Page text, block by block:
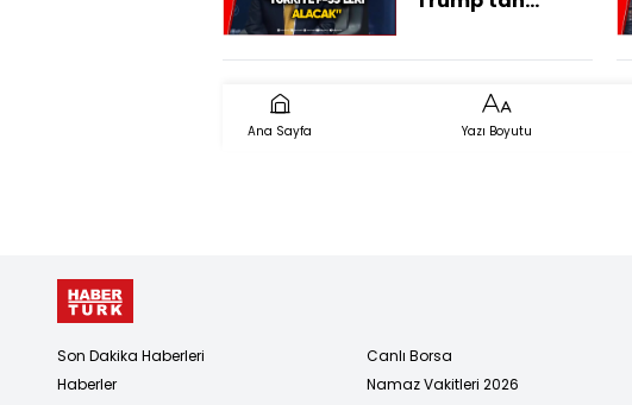
Açıklaması!
Ana Sayfa Yazı Boyutu
Son Dakika Haberleri
Haberler
Canlı Borsa
Namaz Vakitleri 2026